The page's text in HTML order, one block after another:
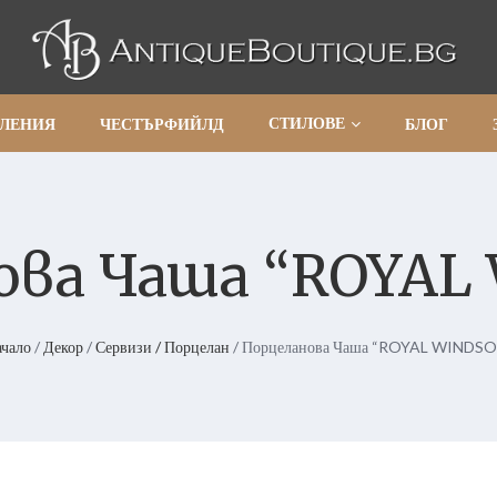
ЧЕСТЪРФИЙЛД СТИЛОВЕ БЛОГ
Чаша “ROYAL
/ Декор/Сервизи / Порцелан / Порцеланова Чаша “ROYAL